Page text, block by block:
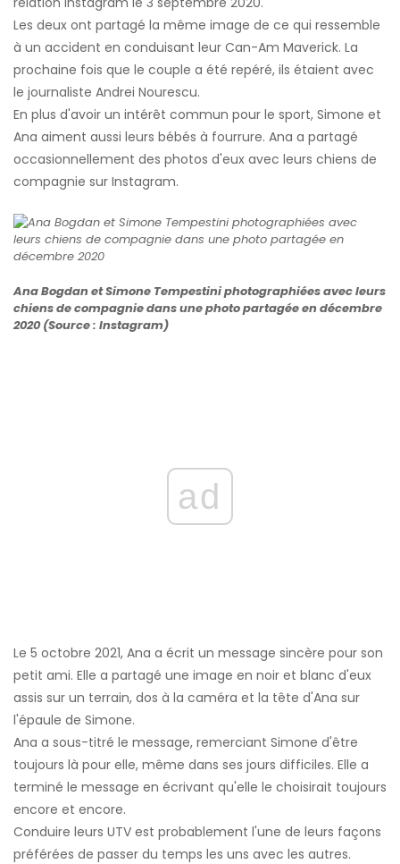
Les deux ont partagé la même image de ce qui ressemble
à un accident en conduisant leur Can-Am Maverick. La
prochaine fois que le couple a été repéré, ils étaient avec
le journaliste Andrei Nourescu.
En plus d'avoir un intérêt commun pour le sport, Simone et
Ana aiment aussi leurs bébés à fourrure. Ana a partagé
occasionnellement des photos d'eux avec leurs chiens de
compagnie sur Instagram.
Ana Bogdan et Simone Tempestini photographiées avec leurs
chiens de compagnie dans une photo partagée en décembre
2020 (Source : Instagram)
ad
Le 5 octobre 2021, Ana a écrit un message sincère pour son
petit ami. Elle a partagé une image en noir et blanc d'eux
assis sur un terrain, dos à la caméra et la tête d'Ana sur
l'épaule de Simone.
Ana a sous-titré le message, remerciant Simone d'être
toujours là pour elle, même dans ses jours difficiles. Elle a
terminé le message en écrivant qu'elle le choisirait toujours
encore et encore.
Conduire leurs UTV est probablement l'une de leurs façons
préférées de passer du temps les uns avec les autres.